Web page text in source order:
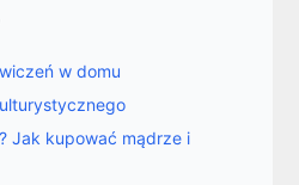
w domu
Jak kupować mądrze i